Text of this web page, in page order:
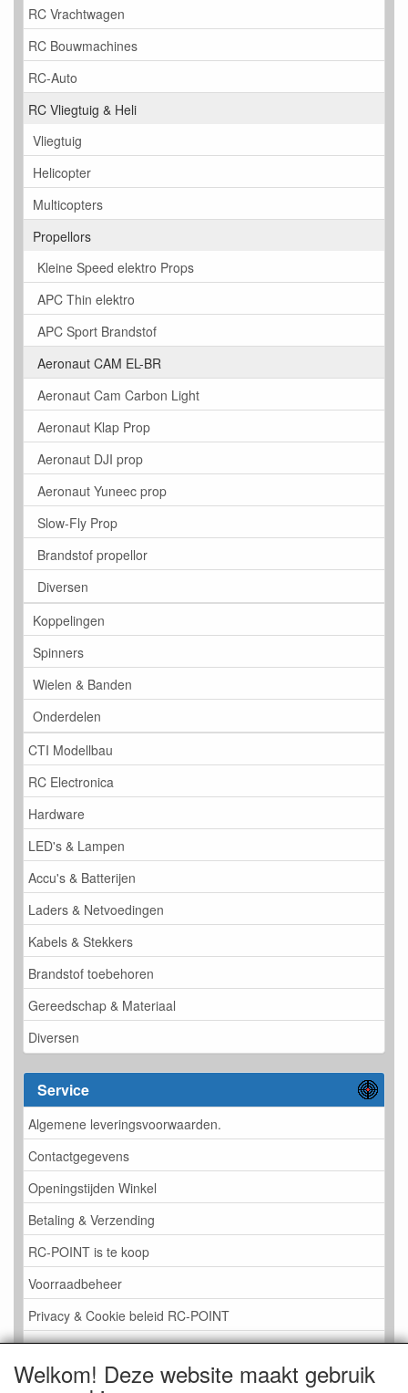
RC Vrachtwagen
RC Bouwmachines
RC-Auto
RC Vliegtuig & Heli
Vliegtuig
Helicopter
Multicopters
Propellors
Kleine Speed elektro Props
APC Thin elektro
APC Sport Brandstof
Aeronaut CAM EL-BR
Aeronaut Cam Carbon Light
Aeronaut Klap Prop
Aeronaut DJI prop
Aeronaut Yuneec prop
Slow-Fly Prop
Brandstof propellor
Diversen
Koppelingen
Spinners
Wielen & Banden
Onderdelen
CTI Modellbau
RC Electronica
Hardware
LED's & Lampen
Accu's & Batterijen
Laders & Netvoedingen
Kabels & Stekkers
Brandstof toebehoren
Gereedschap & Materiaal
Diversen
Service
Algemene leveringsvoorwaarden.
Contactgegevens
Openingstijden Winkel
Betaling & Verzending
RC-POINT is te koop
Voorraadbeheer
Privacy & Cookie beleid RC-POINT
LINK PAGINA
Gastenboek RC-POINT
Welkom! Deze website maakt gebruik